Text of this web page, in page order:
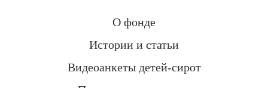
О фонде
Истории и статьи
Видеоанкеты детей-сирот